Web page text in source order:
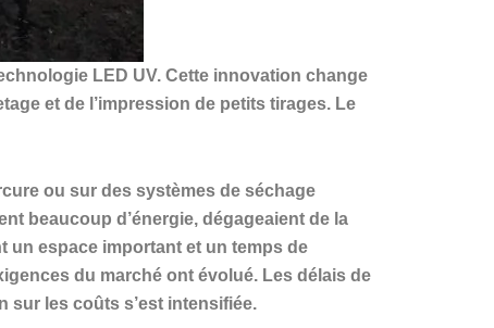
LED UV. Cette innovation change
et de l’impression de petits tirages. Le
ou sur des systèmes de séchage
beaucoup d’énergie, dégageaient de la
un espace important et un temps de
du marché ont évolué. Les délais de
sur les coûts s’est intensifiée.